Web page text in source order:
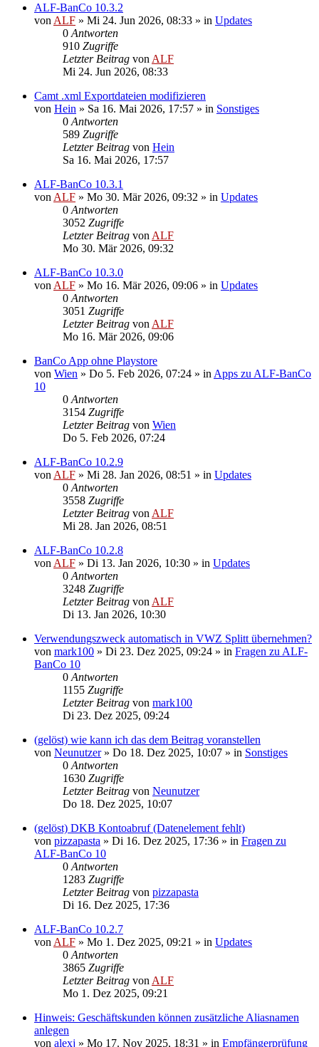
ALF-BanCo 10.3.2
von ALF » Mi 24. Jun 2026, 08:33 » in Updates
0 Antworten
910 Zugriffe
Letzter Beitrag von ALF
Mi 24. Jun 2026, 08:33
Camt .xml Exportdateien modifizieren
von Hein » Sa 16. Mai 2026, 17:57 » in Sonstiges
0 Antworten
589 Zugriffe
Letzter Beitrag von Hein
Sa 16. Mai 2026, 17:57
ALF-BanCo 10.3.1
von ALF » Mo 30. Mär 2026, 09:32 » in Updates
0 Antworten
3052 Zugriffe
Letzter Beitrag von ALF
Mo 30. Mär 2026, 09:32
ALF-BanCo 10.3.0
von ALF » Mo 16. Mär 2026, 09:06 » in Updates
0 Antworten
3051 Zugriffe
Letzter Beitrag von ALF
Mo 16. Mär 2026, 09:06
BanCo App ohne Playstore
von Wien » Do 5. Feb 2026, 07:24 » in Apps zu ALF-BanCo
10
0 Antworten
3154 Zugriffe
Letzter Beitrag von Wien
Do 5. Feb 2026, 07:24
ALF-BanCo 10.2.9
von ALF » Mi 28. Jan 2026, 08:51 » in Updates
0 Antworten
3558 Zugriffe
Letzter Beitrag von ALF
Mi 28. Jan 2026, 08:51
ALF-BanCo 10.2.8
von ALF » Di 13. Jan 2026, 10:30 » in Updates
0 Antworten
3248 Zugriffe
Letzter Beitrag von ALF
Di 13. Jan 2026, 10:30
Verwendungszweck automatisch in VWZ Splitt übernehmen?
von mark100 » Di 23. Dez 2025, 09:24 » in Fragen zu ALF-
BanCo 10
0 Antworten
1155 Zugriffe
Letzter Beitrag von mark100
Di 23. Dez 2025, 09:24
(gelöst) wie kann ich das dem Beitrag voranstellen
von Neunutzer» Do 18. Dez 2025, 10:07 » in Sonstiges
0 Antworten
1630 Zugriffe
Letzter Beitrag von Neunutzer
Do 18. Dez 2025, 10:07
(gelöst) DKB Kontoabruf (Datenelement fehlt)
von pizzapasta » Di 16. Dez 2025, 17:36 » in Fragen zu
ALF-BanCo 10
0 Antworten
1283 Zugriffe
Letzter Beitrag von pizzapasta
Di 16. Dez 2025, 17:36
ALF-BanCo 10.2.7
von ALF » Mo 1. Dez 2025, 09:21 » in Updates
0 Antworten
3865 Zugriffe
Letzter Beitrag von ALF
Mo 1. Dez 2025, 09:21
Hinweis: Geschäftskunden können zusätzliche Aliasnamen
anlegen
von alexj » Mo 17. Nov 2025, 18:31 » in Empfängerprüfung